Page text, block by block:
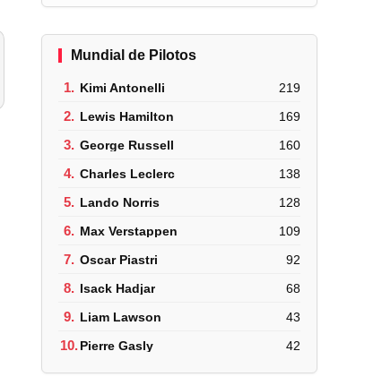
Mundial de Pilotos
1. Kimi Antonelli 219
2. Lewis Hamilton 169
3. George Russell 160
4. Charles Leclerc 138
5. Lando Norris 128
6. Max Verstappen 109
7. Oscar Piastri 92
8. Isack Hadjar 68
9. Liam Lawson 43
10.Pierre Gasly 42